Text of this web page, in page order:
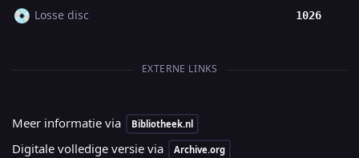
💿 Losse disc 1026
EXTERNE LINKS
Meer informatie via Bibliotheek.nl
Digitale volledige versie via Archive.org